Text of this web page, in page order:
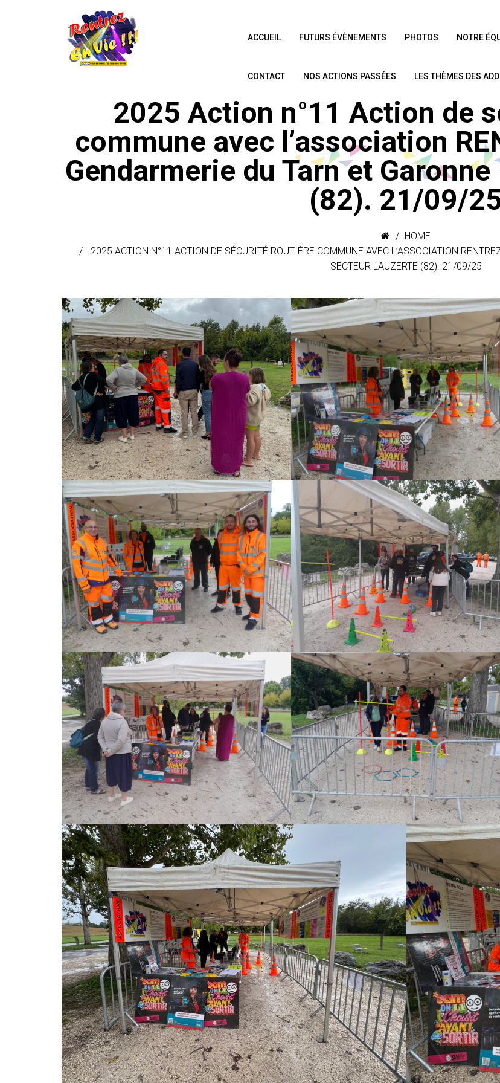
ACCUEIL FUTURS ÉVÈNEMENTS PHOTOS NOTRE
CONTACT NOS ACTIONS PASSÉES LES THÈMES DES
2025 Action n°11 Action de
commune avec l’association
Gendarmerie du Tarn et
(82). 21/09/
HOME
2025 ACTION N°11 ACTION DE SÉCURITÉ ROUTIÈRE COMMUNE AVEC L’ASSOCIATION
SECTEUR LAUZERTE (82). 21/09/25